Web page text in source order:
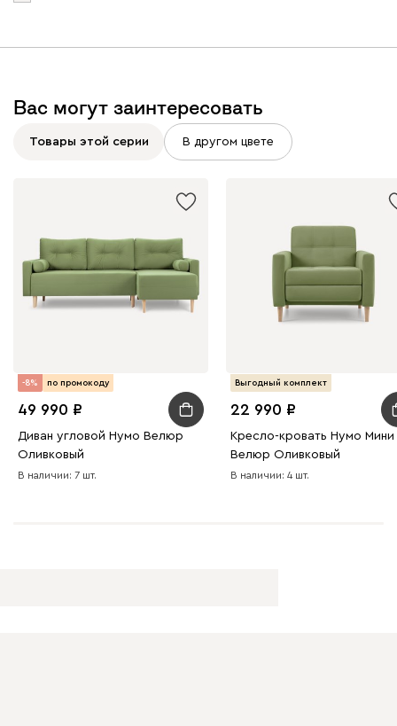
Вас могут заинтересовать
Товары этой серии В другом цвете
-8% по промокоду
49 990
Диван угловой Нумо Велюр
Оливковый
В наличии: 7 шт.
Выгодный комплект
22 990
Кресло-кровать Нумо Мини
Велюр Оливковый
В наличии: 4 шт.